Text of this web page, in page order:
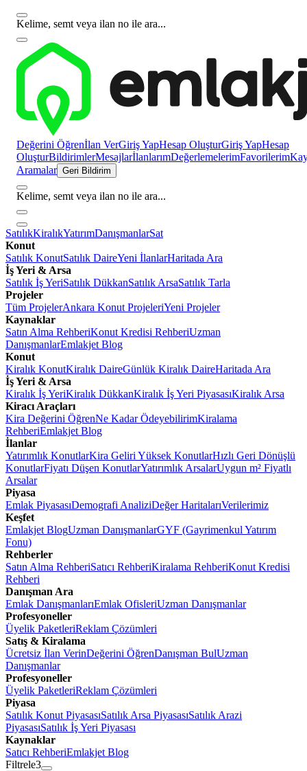
Kelime, semt veya ilan no ile ara...
Değerini Öğrenİlan VerGiriş YapHesap OluşturGiriş YapHesap
OluşturBildirimlerMesajlarİlanlarımDeğerlemelerimFavorilerim
Aramalar Geri Bildirim
Kelime, semt veya ilan no ile ara...
SatılıkKiralıkYatırımDanışmanlarSat
Konut
Satılık KonutSatılık DaireYeni İlanlarHaritada Ara
İş Yeri & Arsa
Satılık İş YeriSatılık DükkanSatılık ArsaSatılık Tarla
Projeler
Tüm ProjelerAnkara Konut ProjeleriYeni Projeler
Kaynaklar
Satın Alma RehberiKonut Kredisi RehberiUzman
DanışmanlarEmlakjet Blog
Konut
Kiralık KonutKiralık DaireGünlük Kiralık DaireHaritada Ara
İş Yeri & Arsa
Kiralık İş YeriKiralık DükkanKiralık İş Yeri PiyasasıKiralık Arsa
Kiracı Araçları
Kira Değerini ÖğrenNe Kadar ÖdeyebilirimKiralama
RehberiEmlakjet Blog
İlanlar
Yatırımlık KonutlarKira Geliri Yüksek KonutlarHızlı Geri Dönüşlü
KonutlarFiyatı Düşen KonutlarYatırımlık ArsalarUygun m² Fiyatlı
Arsalar
Piyasa
Emlak PiyasasıDemografi AnaliziDeğer HaritalarıVerilerimiz
Keşfet
Emlakjet BlogUzman DanışmanlarGYF (Gayrimenkul Yatırım
Fonu)
Rehberler
Satın Alma RehberiSatıcı RehberiKiralama RehberiKonut Kredisi
Rehberi
Danışman Ara
Emlak DanışmanlarıEmlak OfisleriUzman Danışmanlar
Profesyoneller
Üyelik PaketleriReklam Çözümleri
Satış & Kiralama
Ücretsiz İlan VerinDeğerini ÖğrenDanışman BulUzman
Danışmanlar
Profesyoneller
Üyelik PaketleriReklam Çözümleri
Piyasa
Satılık Konut PiyasasıSatılık Arsa PiyasasıSatılık Arazi
PiyasasıSatılık İş Yeri Piyasası
Kaynaklar
Satıcı RehberiEmlakjet Blog
Filtrele3